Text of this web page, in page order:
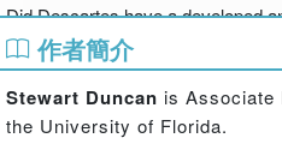
Did Descartes have a developed
the mind interacts with the body?
Was Leibniz an idealist, or did he
What is Locke's theory of personal
Could there be a Berkeleian
作者簡介
Stewart Duncan is Associate
the University of Florida.